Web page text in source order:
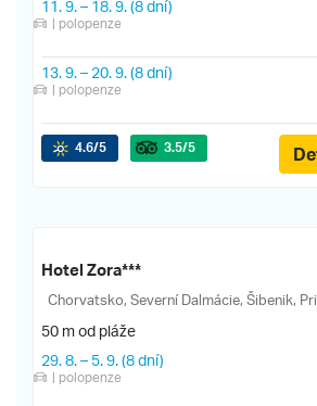
11. 9.– 18. 9.(8 dní)
| polopenze
13. 9.– 20. 9.(8 dní)
| polopenze
4.6/5 3.5/5
Hotel Zora***
Chorvatsko, Severní Dalmácie, Šibenik,
50 m od pláže
29. 8.– 5. 9.(8 dní)
| polopenze